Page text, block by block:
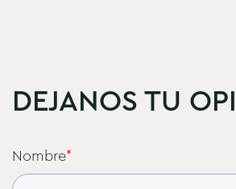
DEJANOS TU
Nombre*